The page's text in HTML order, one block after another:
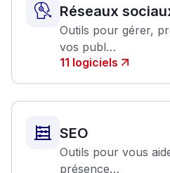
Réseaux
Outils pour gérer,
vos publ…
11 logiciels
SEO
Outils pour vous
présence…